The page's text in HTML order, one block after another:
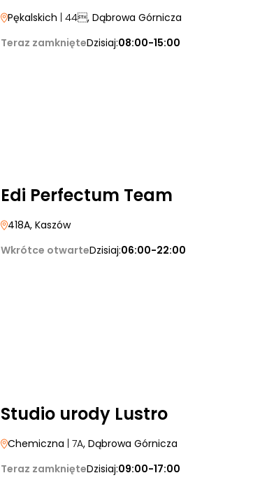
Pękalskich | 44, Dąbrowa Górnicza
Teraz zamknięteDzisiaj:08:00-15:00
Edi Perfectum Team
418A, Kaszów
Wkrótce otwarteDzisiaj:06:00-22:00
Studio urody Lustro
Chemiczna | 7A, Dąbrowa Górnicza
Teraz zamknięteDzisiaj:09:00-17:00